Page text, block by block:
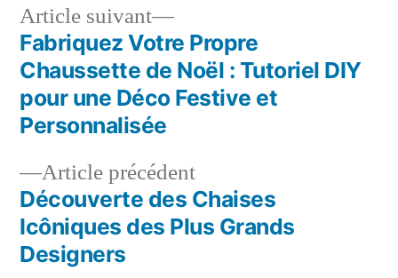
Navigation
de
l’article
Article précédentArticle
précédent :
Découverte des Chaises
Icôniques des Plus Grands
Designers
Article suivant
Article
suivant :
Fabriquez Votre Propre
Chaussette de Noël : Tutoriel DIY
pour une Déco Festive et
Personnalisée